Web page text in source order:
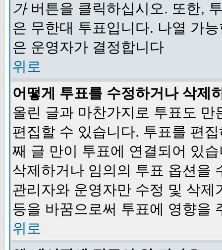
가버튼을 클릭하십시오. 또한,
은 무한대 투표입니다. 나열 가
은 운영자가 결정합니다
위로
어떻게 투표를 수정하거나 삭제
올린 글과 마찬가지로 투표도
편집할 수 있습니다. 투표를 편
째 글 만이 투표에 연결되어 있
삭제하거나 임의의 투표 옵션을
관리자와 운영자만 수정 및 삭
등을 바꿈으로써 투표에 영향을
위로